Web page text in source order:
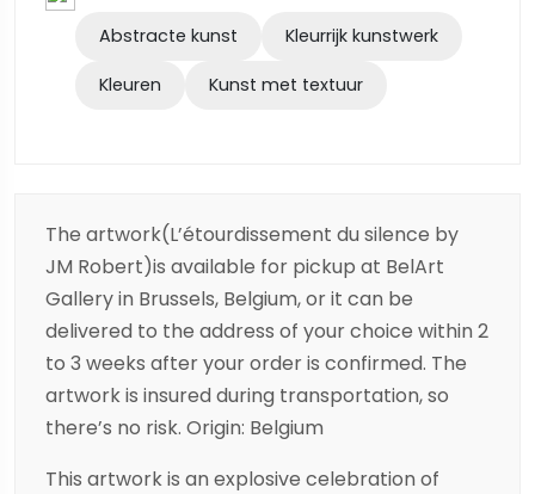
Abstracte kunst Kleurrijk kunstwerk
Kleuren Kunst met textuur
The artwork(L’étourdissement du silence by
JM Robert)is available for pickup at BelArt
Gallery in Brussels, Belgium, or it can be
delivered to the address of your choice within 2
to 3 weeks after your order is confirmed. The
artwork is insured during transportation, so
there’s no risk. Origin: Belgium
This artwork is an explosive celebration of